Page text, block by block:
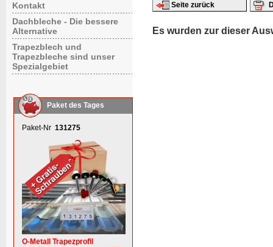
Kontakt
Dachbleche - Die bessere
Alternative
Trapezblech und
Trapezbleche sind unser
Spezialgebiet
Paket des Tages
Paket-Nr 131275
O-Metall Trapezprofil
Seite zurück
Es wurden zur dieser